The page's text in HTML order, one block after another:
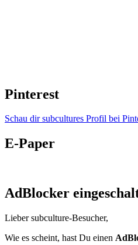
Pinterest
Schau dir subcultures Profil bei
E-Paper
AdBlocker
Lieber subculture-Besucher,
Wie es scheint, hast Du einen